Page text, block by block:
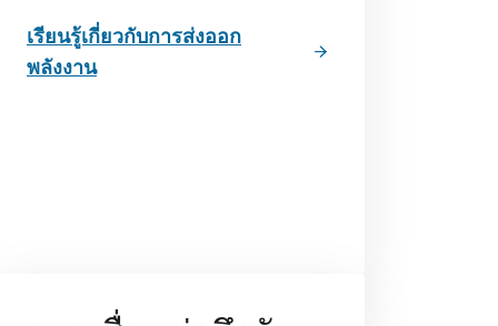
เรียนรู้เกี่ยวกับการส่งออก
พลังงาน